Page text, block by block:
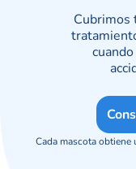
Cubrimos
Cada mascota